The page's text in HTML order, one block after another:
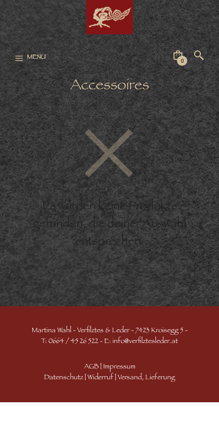
MENU 0
Accessoires
Es wurden keine Produkte
gefunden, die deiner Auswahl
entsprechen.
Martina Wahl - Verfilztes & Leder - 7423 Kroisegg 5 -
T: 0664 / 45 26 522 - E: info@verfilztesleder.at
AGB|Impressum
Datenschutz|Widerruf|Versand, Lieferung